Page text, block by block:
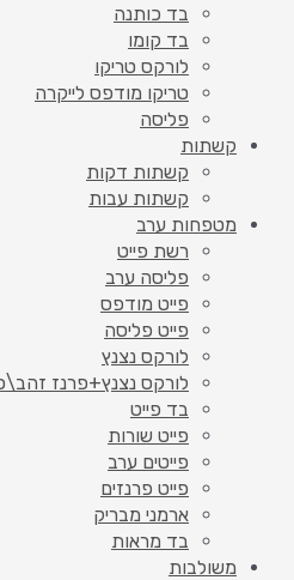
בד כותנה
בד קומו
לורקס טריקו
טריקו מודפס לייקרה
פליסה
קשתות
קשתות דקות
קשתות עבות
מטפחות ערב
רשת פייט
פליסה ערב
פייט מודפס
פייט פליסה
לורקס נצנץ
לורקס נצנץ+פרנז
בד פייט
פייט שורות
פייטים ערב
פייט פרנזים
ארמני מבריק
בד מראות
משולבות